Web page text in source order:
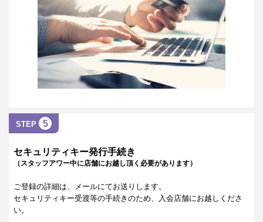
STEP 5
セキュリティキー発行手続き
（スタッフアワー中に店舗にお越し頂く必要があります）
ご登録の詳細は、メールにてお送りします。
セキュリティキー受渡等の手続きのため、入会店舗にお越しくださ
い。